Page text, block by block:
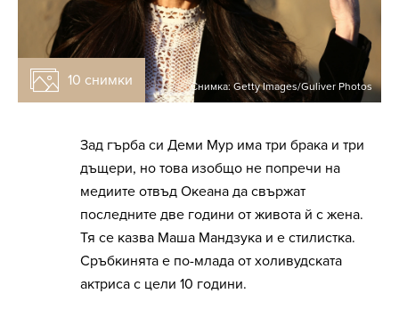
10 снимки Снимка: Getty Images/Guliver Photos
Зад гърба си Деми Мур има три брака и три
дъщери, но това изобщо не попречи на
медиите отвъд Океана да свържат
последните две години от живота й с жена.
Тя се казва Маша Мандзука и е стилистка.
Сръбкинята е по-млада от холивудската
актриса с цели 10 години.